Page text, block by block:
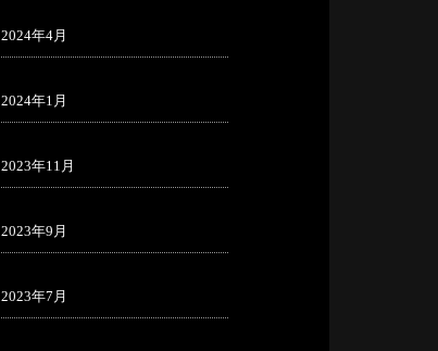
2024年4月
2024年1月
2023年11月
2023年9月
2023年7月